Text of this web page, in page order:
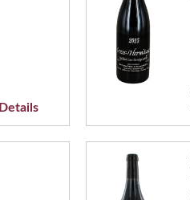
Details